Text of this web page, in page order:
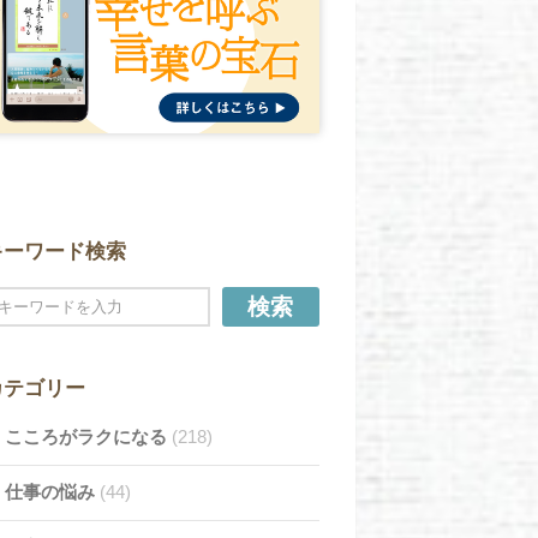
ワード検索
検索
ゴリー
こころがラクになる (218)
仕事の悩み (44)